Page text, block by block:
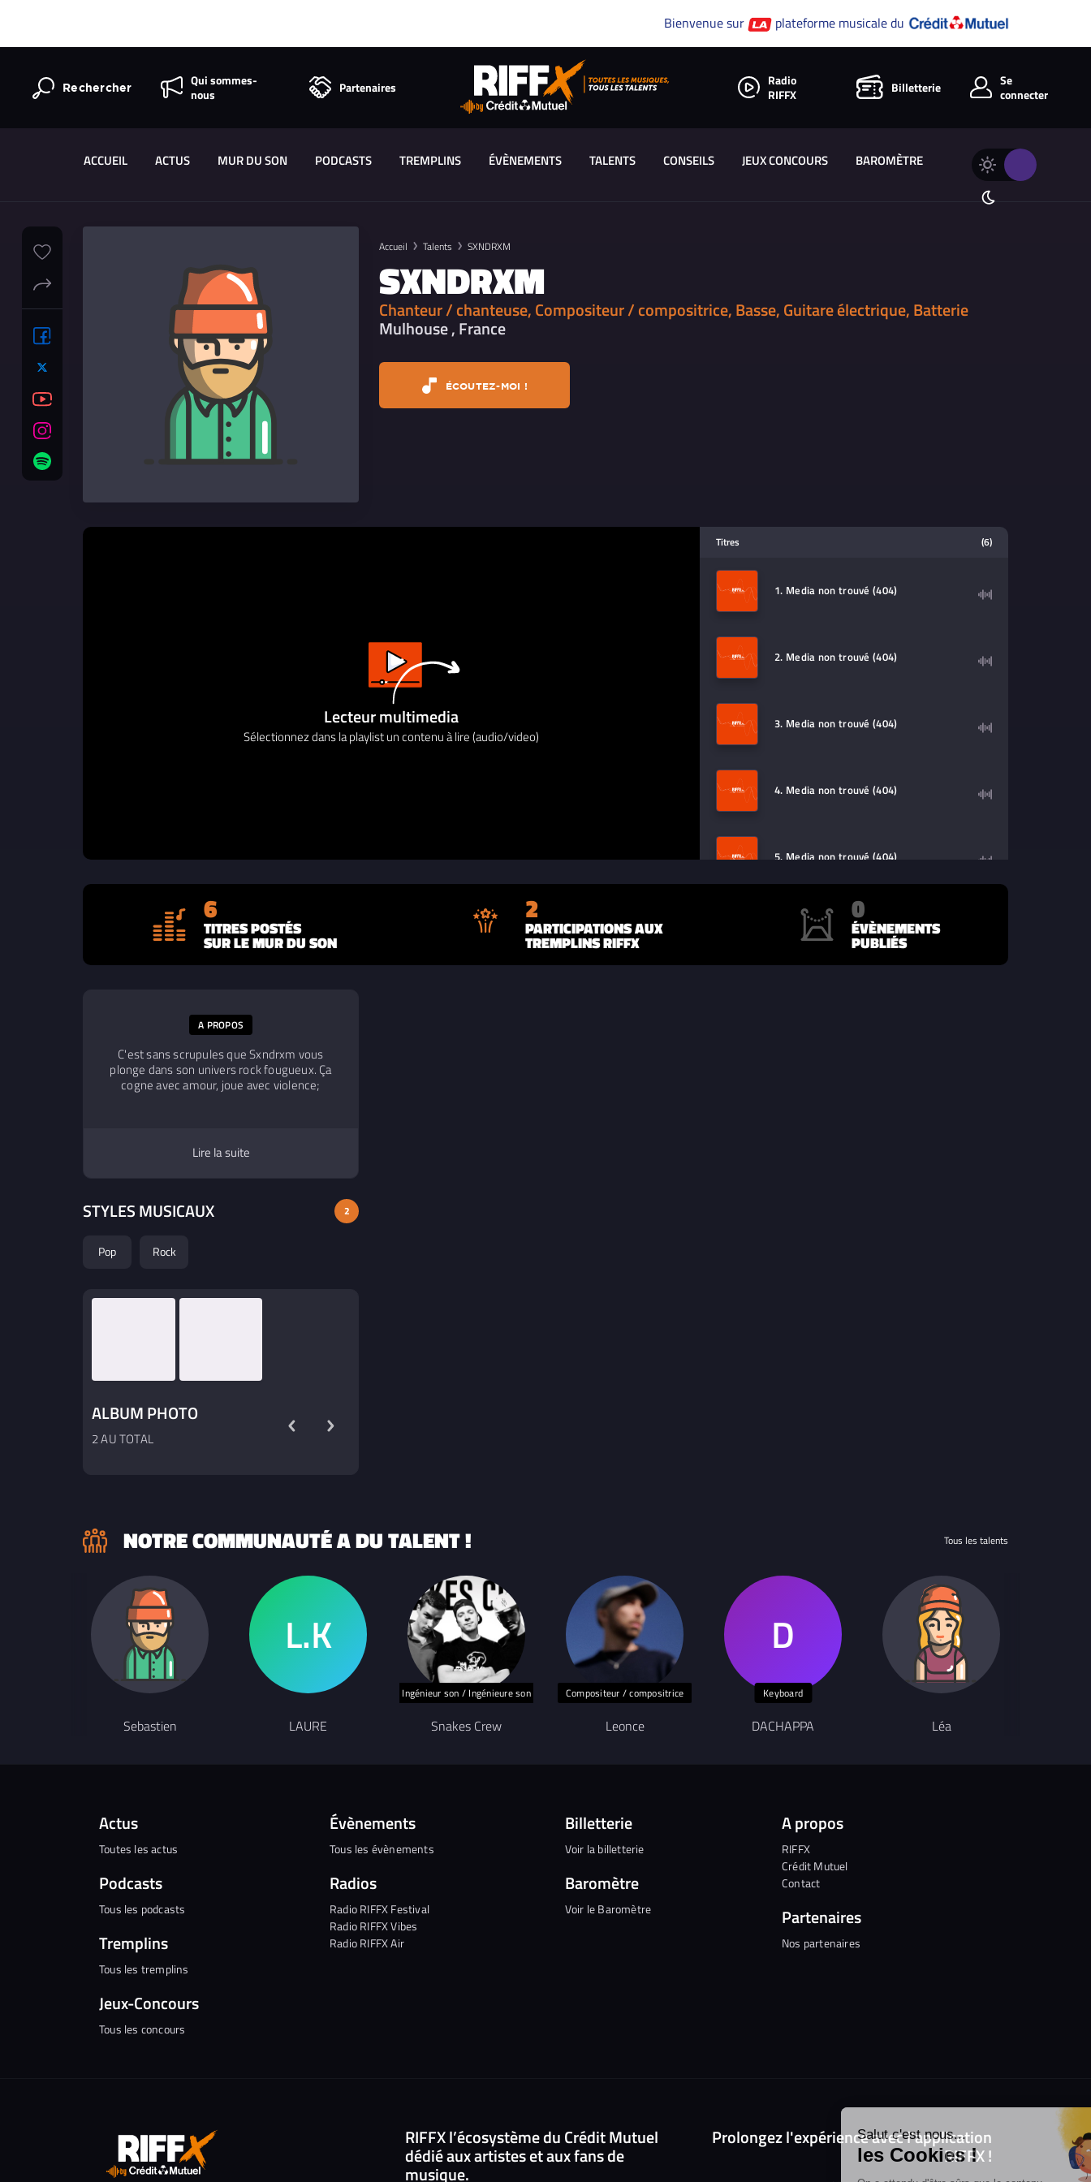
Salut c'est nous...
les Cookies !
Bienvenue sur plateforme musicale du
Rechercher
Qui sommes-
nous
Partenaires
Radio
RIFFX
Billetterie
Se
connecter
ACCUEIL ACTUS MUR DU SON PODCASTS TREMPLINS ÉVÈNEMENTS TALENTS CONSEILS JEUX CONCOURS BAROMÈTRE
Changer
thème
Thème
Accueil Talents SXNDRXM
SXNDRXM
Chanteur / chanteuse, Compositeur / compositrice, Basse, Guitare électrique, Batterie
Mulhouse , France
ÉCOUTEZ-MOI !
Lecteur multimedia
Sélectionnez dans la playlist un contenu à lire (audio/video)
Titres (6)
1. Media non trouvé (404)
2. Media non trouvé (404)
3. Media non trouvé (404)
4. Media non trouvé (404)
5. Media non trouvé (404)
6. Media non trouvé (404)
6
TITRES POSTÉS
SUR LE MUR DU SON
2
PARTICIPATIONS AUX
TREMPLINS RIFFX
0
ÉVÈNEMENTS
PUBLIÉS
A PROPOS
C'est sans scrupules que Sxndrxm vous
plonge dans son univers rock fougueux. Ça
cogne avec amour, joue avec violence;
Lire la suite
STYLES MUSICAUX 2
Pop Rock
ALBUM PHOTO
2 AU TOTAL
NOTRE COMMUNAUTÉ A DU TALENT ! Tous les talents
Sebastien LAURE
Ingénieur son / Ingénieure son
Snakes Crew
Compositeur / compositrice
Leonce
Keyboard
DACHAPPA Léa
Actus
Toutes les actus
Podcasts
Tous les podcasts
Tremplins
Tous les tremplins
Jeux-Concours
Tous les concours
Évènements
Tous les évènements
Radios
Radio RIFFX Festival
Radio RIFFX Vibes
Radio RIFFX Air
Billetterie
Voir la billetterie
Baromètre
Voir le Baromètre
A propos
RIFFX
Crédit Mutuel
Contact
Partenaires
Nos partenaires
RIFFX l’écosystème du Crédit Mutuel
dédié aux artistes et aux fans de
musique.
Prolongez l'expérience avec l'application
RIFFX !